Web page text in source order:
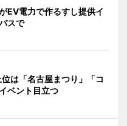
EV電力で作るすし提供イ
スで
は「名古屋まつり」「コ
ベント目立つ